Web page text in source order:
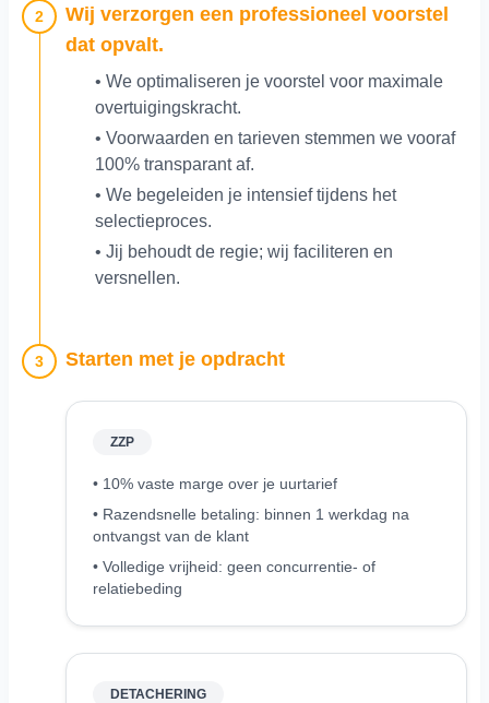
2
Wij verzorgen een professioneel voorstel
dat opvalt.
• We optimaliseren je voorstel voor maximale
overtuigingskracht.
• Voorwaarden en tarieven stemmen we vooraf
100% transparant af.
• We begeleiden je intensief tijdens het
selectieproces.
• Jij behoudt de regie; wij faciliteren en
versnellen.
3 Starten met je opdracht
ZZP
• 10% vaste marge over je uurtarief
• Razendsnelle betaling: binnen 1 werkdag na
ontvangst van de klant
• Volledige vrijheid: geen concurrentie- of
relatiebeding
DETACHERING